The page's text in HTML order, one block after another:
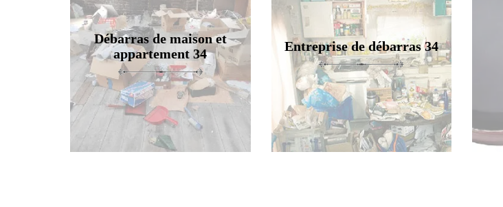
Débarras de maison et
appartement 34
Entreprise de débarras 34